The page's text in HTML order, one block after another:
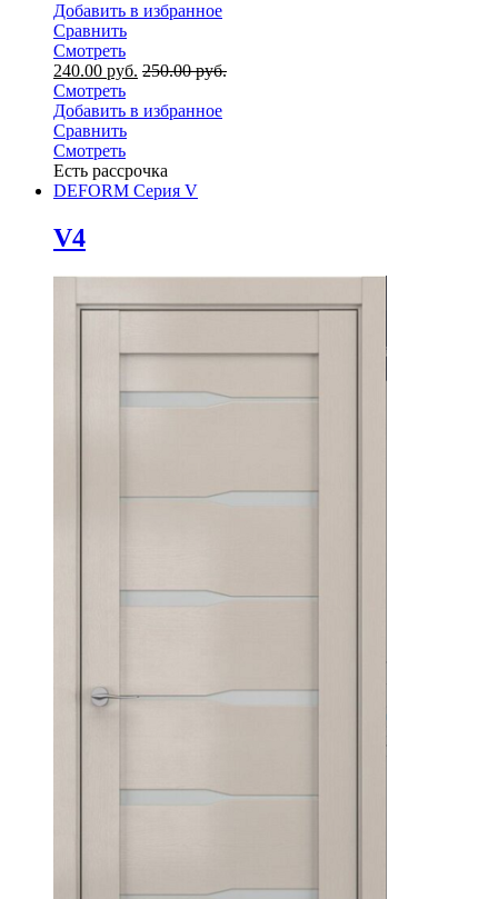
Добавить в избранное
Сравнить
Смотреть
240.00 руб. 250.00руб.
Смотреть
Добавить в избранное
Сравнить
Смотреть
Есть рассрочка
DEFORM Серия V
V4